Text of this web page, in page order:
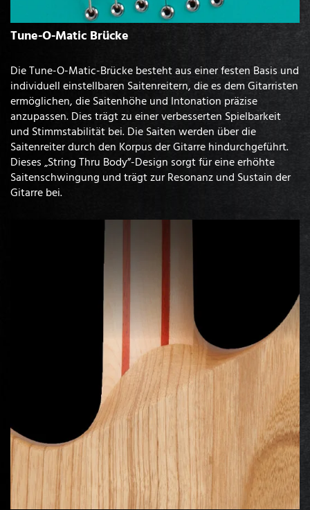
Tune-O-Matic Brücke
Die Tune-O-Matic-Brücke besteht aus einer festen Basis und
individuell einstellbaren Saitenreitern, die es dem Gitarristen
ermöglichen, die Saitenhöhe und Intonation präzise
anzupassen. Dies trägt zu einer verbesserten Spielbarkeit
und Stimmstabilität bei. Die Saiten werden über die
Saitenreiter durch den Korpus der Gitarre hindurchgeführt.
Dieses „String Thru Body”-Design sorgt für eine erhöhte
Saitenschwingung und trägt zur Resonanz und Sustain der
Gitarre bei.